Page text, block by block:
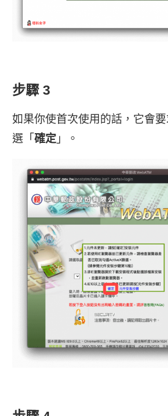
步驟 3
如果你使首次使用的話，它會
選「 確定 」。